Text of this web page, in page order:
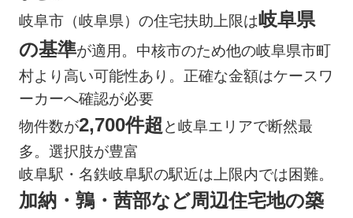
岐阜市（岐阜県）の住宅扶助上限は岐阜県
の基準が適用。中核市のため他の岐阜県市町
村より高い可能性あり。正確な金額はケースワ
ーカーへ確認が必要
物件数が2,700件超 と岐阜エリアで断然最
多。選択肢が豊富
岐阜駅・名鉄岐阜駅の駅近は上限内では困難。
加納・鶉・茜部など周辺住宅地の築